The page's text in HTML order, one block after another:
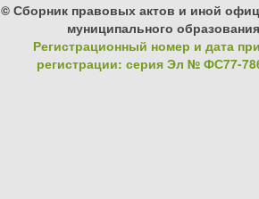
© Сборник правовых актов и иной
муниципального
Регистрационный номер и дата
регистрации: серия Эл № ФС77-